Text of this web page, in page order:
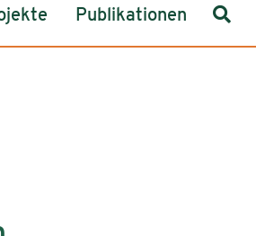
Publikationen